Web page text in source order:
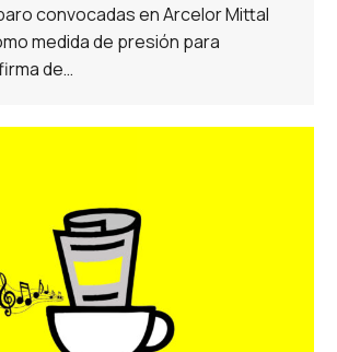
convocadas en Arcelor Mittal
medida de presión para
de…